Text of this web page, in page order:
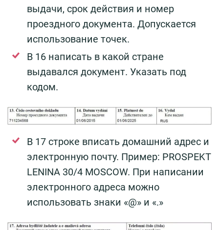
выдачи, срок действия и номер
проездного документа. Допускается
использование точек.
В 16 написать в какой стране
выдавался документ. Указать под
кодом.
В 17 строке вписать домашний адрес и
электронную почту. Пример: PROSPEKT
LENINA 30/4 MOSCOW. При написании
электронного адреса можно
использовать знаки «@» и «.»